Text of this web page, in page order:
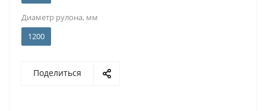
Диаметр рулона, мм
1200
Поделиться